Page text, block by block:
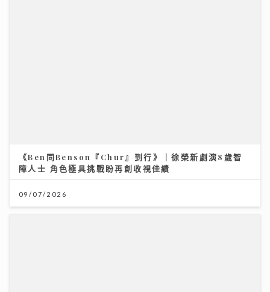
《Ben同Benson『Chur』到行》｜徐榮新劇演8歲智
障人士 角色極具挑戰盼再創收視佳績
09/07/2026